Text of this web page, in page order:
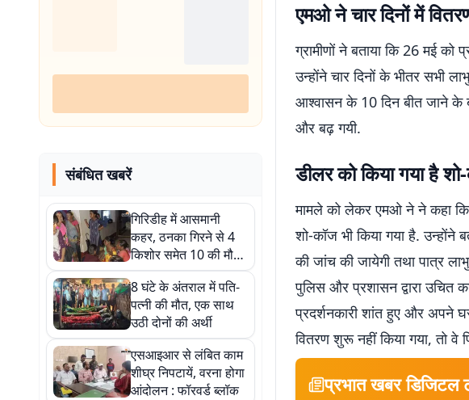
संबंधित खबरें
गिरिडीह में आसमानी
कहर, ठनका गिरने से 4
किशोर समेत 10 की मौत,
9 घायल
8 घंटे के अंतराल में पति-
पत्नी की मौत, एक साथ
उठी दोनों की अर्थी
एसआइआर से लंबित काम
शीघ्र निपटायें, वरना होगा
आंदोलन : फॉरवर्ड ब्लॉक
एमओ ने चार दिनों में
ग्रामीणों ने बताया कि 26 मई
उन्होंने चार दिनों के भीतर सभी
आश्वासन के 10 दिन बीत जाने के
और बढ़ गयी.
डीलर को किया गया है
मामले को लेकर एमओ ने ने कहा कि
शो-कॉज भी किया गया है. उन्होंने
की जांच की जायेगी तथा पात्र
पुलिस और प्रशासन द्वारा उचित
प्रदर्शनकारी शांत हुए और अपने
वितरण शुरू नहीं किया गया, तो
प्रभात खबर डिजिटल